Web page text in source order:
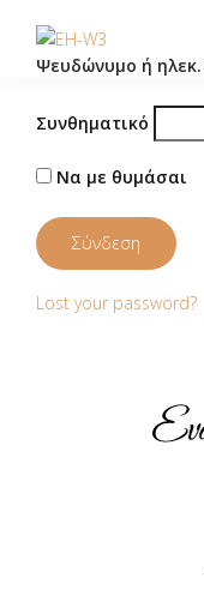
Ψευδώνυμο ή
Συνθηματικό
Να με θυμάσαι
Lost your password?